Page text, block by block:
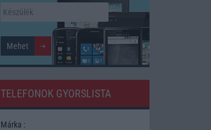
TELEFONOK GYORSLISTA
Márka :